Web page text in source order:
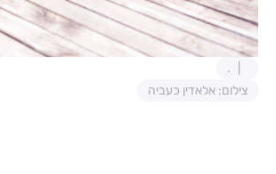
.
צילום: אלאדין כעביה